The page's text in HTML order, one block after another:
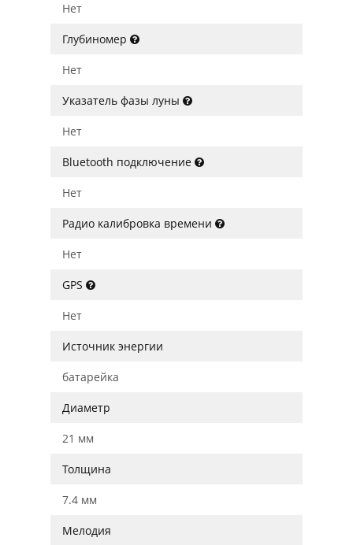
Нет
Глубиномер
Нет
Указатель фазы луны
Нет
Bluetooth подключение
Нет
Радио калибровка времени
Нет
GPS
Нет
Источник энергии
батарейка
Диаметр
21 мм
Толщина
7.4 мм
Мелодия